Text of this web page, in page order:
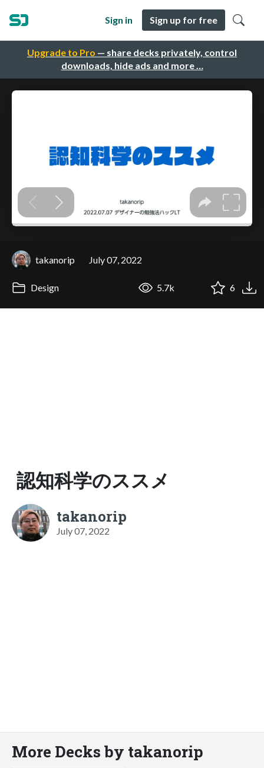
Upgrade to Pro — share decks privately, control
downloads, hide ads and more …
Sign in Sign up for free
takanorip July 07, 2022
Design 5.7k 6
認知科学のススメ
takanorip
July 07, 2022
More Decks by takanorip